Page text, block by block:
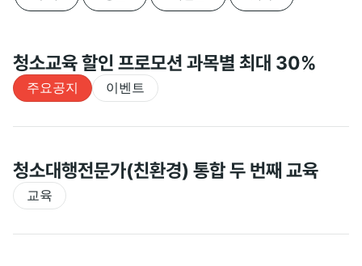
청소교육 할인 프로모션 과목별 최대 30%
주요공지 이벤트
청소대행전문가(친환경) 통합 두 번째 교육
교육